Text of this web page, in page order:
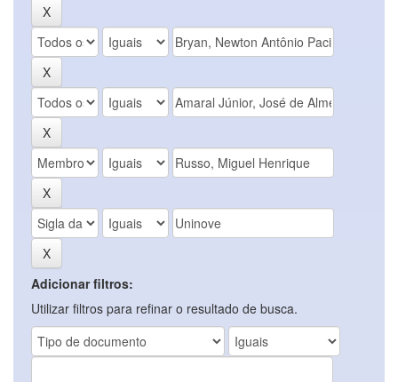
Adicionar filtros:
Utilizar filtros para refinar o resultado de busca.